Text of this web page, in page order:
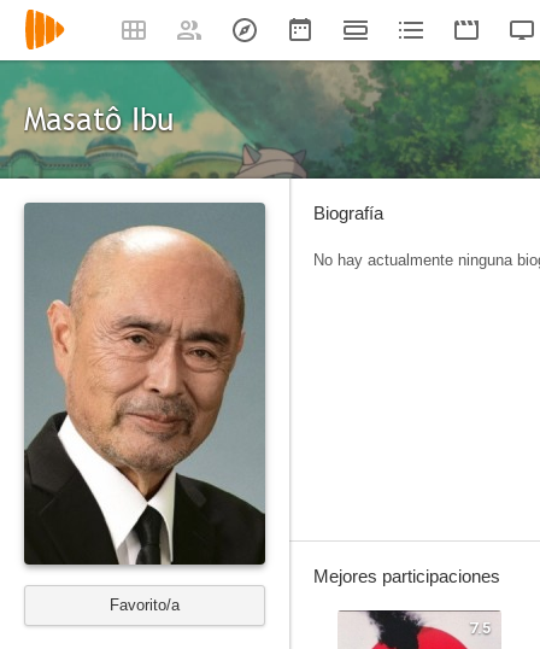
Masatô Ibu
Favorito/a
Biografía
No hay actualmente ninguna
Mejores participaciones
7.5